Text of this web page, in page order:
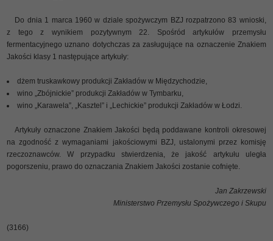
Do dnia 1 marca 1960 w dziale spożywczym BZJ rozpatrzono 83 wnioski,
z tego z wynikiem pozytywnym 22. Spośród artykułów przemysłu
fermentacyjnego uznano dotychczas za zasługujące na oznaczenie Znakiem
Jakości klasy 1 następujące artykuły:
dżem truskawkowy produkcji Zakładów w Międzychodzie,
wino „Zbójnickie” produkcji Zakładów w Tymbarku,
wino „Karawela”, „Kasztel” i „Lechickie” produkcji Zakładów w Łodzi.
Artykuły oznaczone Znakiem Jakości będą poddawane kontroli okresowej
na zgodność z wymaganiami jakościowymi BZJ, ustalonymi przez komisję
rzeczoznawców. W przypadku stwierdzenia, że jakość artykułu uległa
pogorszeniu, prawo do oznaczania Znakiem Jakości zostanie cofnięte.
Jan Zakrzewski
Ministerstwo Przemysłu Spożywczego i Skupu
(3166)